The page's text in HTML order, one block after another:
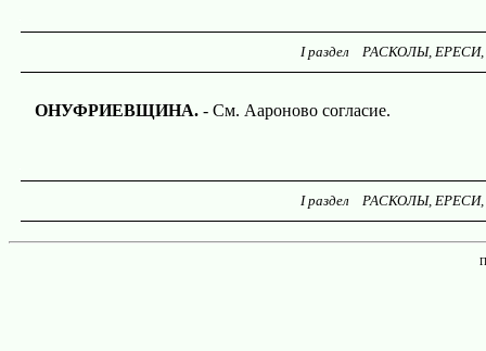
I раздел РАСКОЛЫ,
ОНУФРИЕВЩИНА. - См. Аароново согласие.
I раздел РАСКОЛЫ,